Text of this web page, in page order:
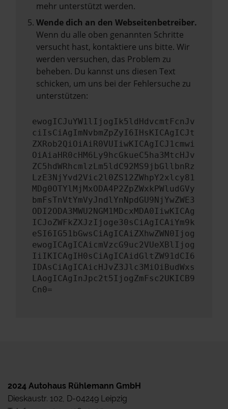
mehr unterstützt werden.
Wende dich an den Webseitenbetreiber.
Wenn du alle oben genannten Schritte
versucht hast, kontaktiere uns bitte. Wir
werden versuchen, das Problem zu
beheben. Du kannst uns diesen Text
schicken, um uns bei der Fehlersuche zu
unterstützen:
ewogICJuYW1lIjogIk5ldHdvcmtFcnJv
ciIsCiAgImNvbmZpZyI6IHsKICAgICJt
ZXRob2QiOiAiR0VUIiwKICAgICJ1cmwi
OiAiaHR0cHM6Ly9hcGkueC5ha3MtcHJv
ZC5hdWRhcmlzLm5ldC92MS9jbGllbnRz
LzE3NjYvd2Vic2l0ZS12ZWhpY2xlcy81
MDg0OTYlMjMxODA4P2ZpZWxkPWludGVy
bmFsTnVtYmVyJndlYnNpdGU9NjYwZWE3
ODI2ODA3MWU2NGM1MDcxMDA0IiwKICAg
ICJoZWFkZXJzIjoge30sCiAgICAiYm9k
eSI6IG51bGwsCiAgICAiZXhwZWN0Ijog
ewogICAgICAicmVzcG9uc2VUeXBlIjog
IiIKICAgIH0sCiAgICAidGltZW91dCI6
IDAsCiAgICAicHJvZ3Jlc3MiOiBudWxs
LAogICAgInJpc2t5IjogZmFsc2UKICB9
Cn0=
2024 Autohaus Rühlemann GmbH
Dieskaustr. 102, D-04249 Leipzig